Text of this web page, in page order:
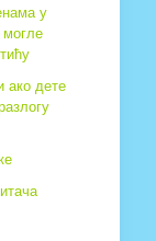
у
могле
ако дете